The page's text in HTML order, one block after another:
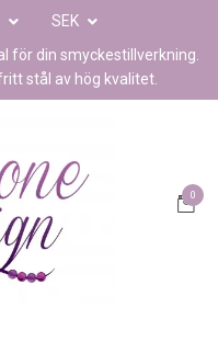
SEK
för din smyckestillverkning.
stål av hög kvalitet.
0